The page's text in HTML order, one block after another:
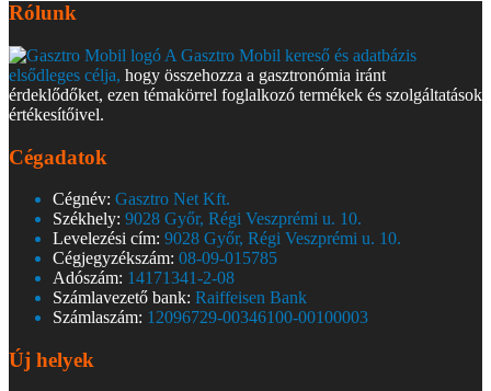
Rólunk
A Gasztro Mobil kereső és adatbázis
elsődleges célja, hogy összehozza a gasztronómia iránt
érdeklődőket, ezen témakörrel foglalkozó termékek és szolgáltatások
értékesítőivel.
Cégadatok
Cégnév: Gasztro Net Kft.
Székhely: 9028 Győr, Régi Veszprémi u. 10.
Levelezési cím: 9028 Győr, Régi Veszprémi u. 10.
Cégjegyzékszám: 08-09-015785
Adószám: 14171341-2-08
Számlavezető bank: Raiffeisen Bank
Számlaszám: 12096729-00346100-00100003
Új helyek